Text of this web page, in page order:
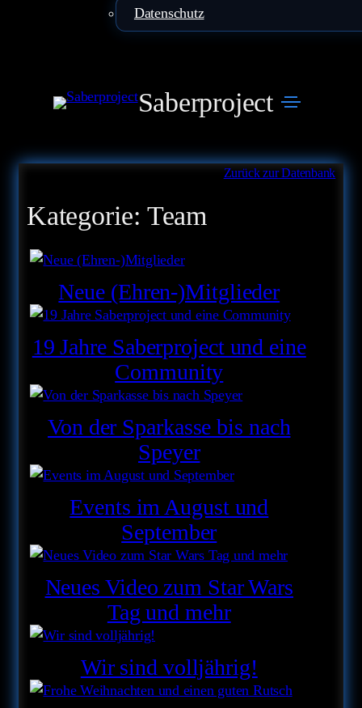
Datenschutz
Saberproject
Zurück zur Datenbank
Kategorie: Team
Neue (Ehren-)Mitglieder
19 Jahre Saberproject und eine
Community
Von der Sparkasse bis nach
Speyer
Events im August und
September
Neues Video zum Star Wars
Tag und mehr
Wir sind volljährig!